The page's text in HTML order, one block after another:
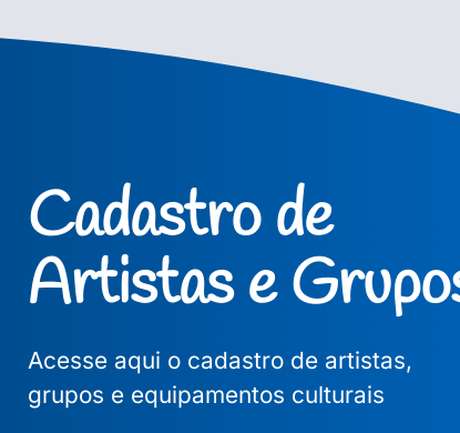
Cadastro de
Artistas e
Acesse aqui o cadastro de artistas,
grupos e equipamentos culturais